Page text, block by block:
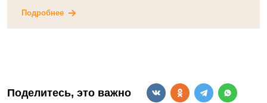
Подробнее
Поделитесь, это важно